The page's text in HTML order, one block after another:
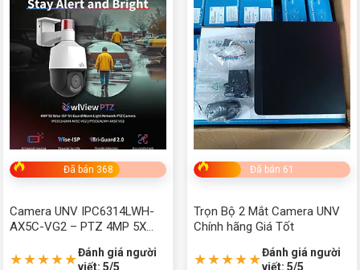
Đã bán 368
Camera UNV IPC6314LWH-
AX5C-VG2 – PTZ 4MP 5X
Cảnh Báo Trung Tâm
★★★★★Đánh giá người
viết: 5/5
Đã bán 61
Trọn Bộ 2 Mắt Camera UNV
Chính hãng Giá Tốt
★★★★★Đánh giá người
viết: 5/5